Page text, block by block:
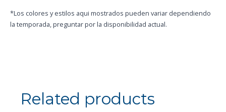
*Los colores y estilos aqui mostrados pueden variar dependiendo
la temporada, preguntar por la disponibilidad actual.
Related products